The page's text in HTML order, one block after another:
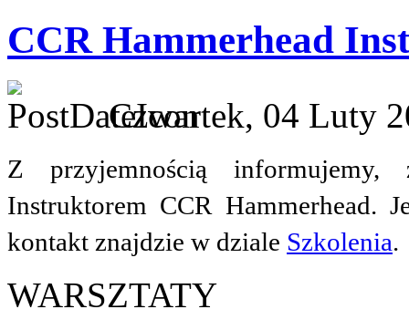
CCR Hammerhead
Czwartek, 04 Luty
Z przyjemnością
Instruktorem CCR Hammerhead.
kontakt znajdzie w dziale Szkolenia.
WARSZTATY